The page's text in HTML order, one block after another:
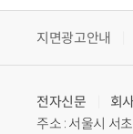
지면광고안내
전자신문
회
주소 : 서울시 서